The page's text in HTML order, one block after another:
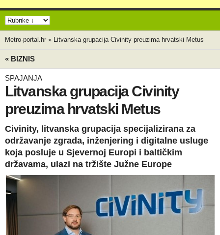
Metro-portal.hr » Litvanska grupacija Civinity preuzima hrvatski Metus
« BIZNIS
SPAJANJA
Litvanska grupacija Civinity
preuzima hrvatski Metus
Civinity, litvanska grupacija specijalizirana za
održavanje zgrada, inženjering i digitalne usluge
koja posluje u Sjevernoj Europi i baltičkim
državama, ulazi na tržište Južne Europe